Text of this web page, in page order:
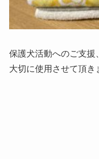
保護犬活動へのご支援
大切に使用させて頂